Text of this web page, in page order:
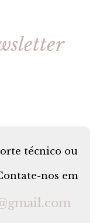
técnico ou
nos em